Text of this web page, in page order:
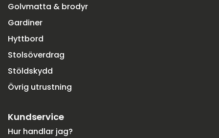
Golvmatta & brodyr
Gardiner
Hyttbord
Stolsöverdrag
Stöldskydd
Övrig utrustning
Kundservice
Hur handlar jag?